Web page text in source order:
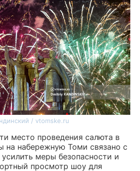
/ vtomske.ru
место проведения салюта в
на набережную Томи связано с
меры безопасности и
просмотр шоу для